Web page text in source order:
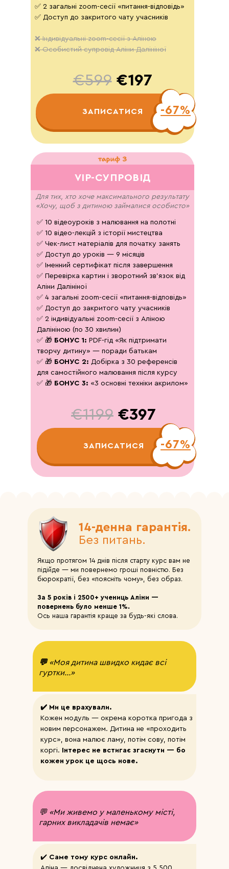
VIP-СУПРОВІД
Для тих, хто хоче максимального результату
«Хочу, щоб з дитиною займалися особисто»
✅ 10 відеоуроків з малювання на полотні
✅ 10 відео-лекцій з історії мистецтва
✅ Чек-лист матеріалів для початку занять
✅ Доступ до уроків — 9 місяців
✅ Іменний сертифікат після завершення
✅ Перевірка картин і зворотний зв'язок від
Аліни Далініної
✅ 4 загальні zoom-сесії «питання-відповідь»
✅ Доступ до закритого чату учасників
✅ 2 індивідуальні zoom-сесії з Аліною
Далініною (по 30 хвилин)
✅ 🎁 БОНУС 1: PDF-гід «Як підтримати
творчу дитину» — поради батькам
✅ 🎁 БОНУС 2: Добірка з 30 референсів
для самостійного малювання після курсу
✅ 🎁 БОНУС 3: «3 основні техніки акрилом»
✅ 2 загальні zoom-сесії «питання-відповідь»
✅ Доступ до закритого чату учасників
❌ Індивідуальні zoom-сесії з Аліною
❌ Особистий супровід Аліни Далініної
ЗАПИСАТИСЯ
ЗАПИСАТИСЯ
€599€197
€1199 €397
-67%
-67%
14-денна гарантія.
Без питань.
Якщо протягом 14 днів після старту курс вам не
підійде — ми повернемо гроші повністю. Без
бюрократії, без «поясніть чому», без образ.
За 5 років і 2500+ учениць Аліни —
повернень було менше 1%.
Ось наша гарантія краще за будь-які слова.
💬 «Ми живемо у маленькому місті,
гарних викладачів немає»
✔️ Саме тому курс онлайн.
💬«Моя дитина швидко кидає всі
гуртки...»
✔️ Ми це врахували.
Кожен модуль — окрема коротка пригода з
новим персонажем. Дитина не «проходить
курс», вона малює ламу, потім сову, потім
коргі.
Інтерес не встигає згаснути — бо
кожен урок це щось нове.